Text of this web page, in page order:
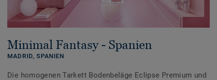
Minimal Fantasy - Spanien
MADRID,SPANIEN
Die homogenen Tarkett Bodenbeläge Eclipse Premium und